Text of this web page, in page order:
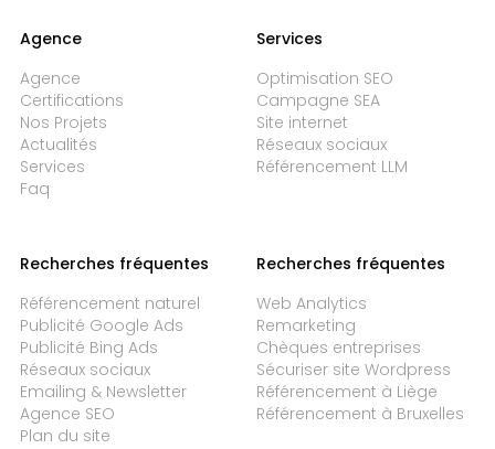
Agence
Agence
Certifications
Nos Projets
Actualités
Services
Faq
Services
Optimisation SEO
Campagne SEA
Site internet
Réseaux sociaux
Référencement LLM
Recherches fréquentes
Référencement naturel
Publicité Google Ads
Publicité Bing Ads
Réseaux sociaux
Emailing & Newsletter
Agence SEO
Plan du site
Recherches fréquentes
Web Analytics
Remarketing
Chèques entreprises
Sécuriser site Wordpress
Référencement à Liège
Référencement à Bruxelles